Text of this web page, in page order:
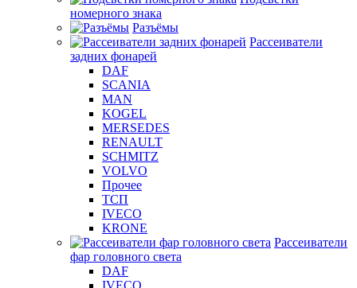
номерного знака
Разъёмы
Рассеиватели
задних фонарей
DAF
SCANIA
MAN
KOGEL
MERSEDES
RENAULT
SCHMITZ
VOLVO
Прочее
ТСП
IVECO
KRONE
Рассеиватели
фар головного света
DAF
IVECO